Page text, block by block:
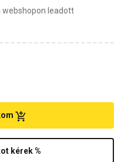
webshopon leadott
kérek %